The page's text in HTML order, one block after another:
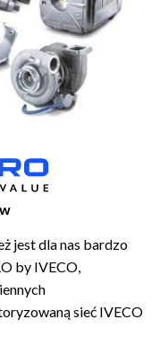
jest dla nas bardzo
by IVECO,
sieć IVECO